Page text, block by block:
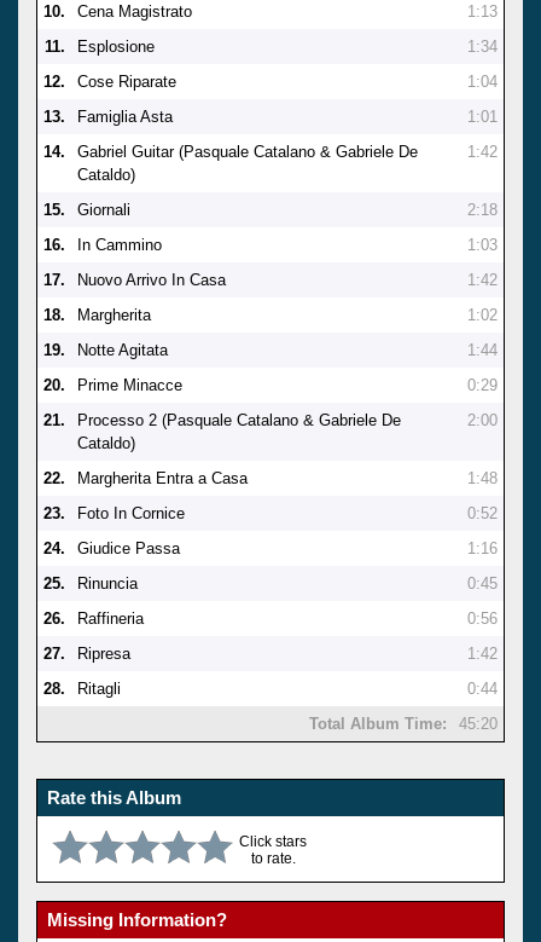
10.
Cena Magistrato
1:13
11.
Esplosione
1:34
12.
Cose Riparate
1:04
13.
Famiglia Asta
1:01
14.
Gabriel Guitar (Pasquale Catalano & Gabriele De
Cataldo)
1:42
15. Giornali
2:18
16.
In Cammino
1:03
17.
Nuovo Arrivo In Casa
1:42
18.
Margherita
1:02
19.
Notte Agitata
1:44
20.
Prime Minacce
0:29
21.
Processo 2 (Pasquale Catalano & Gabriele De
Cataldo)
2:00
22. Margherita Entra a Casa
1:48
23.
Foto In Cornice
0:52
24.
Giudice Passa
1:16
25.
Rinuncia
0:45
26.
Raffineria
0:56
27.
Ripresa
1:42
28.
Ritagli
0:44
Total Album Time:
45:20
Rate this Album
Click stars
to rate.
Missing Information?